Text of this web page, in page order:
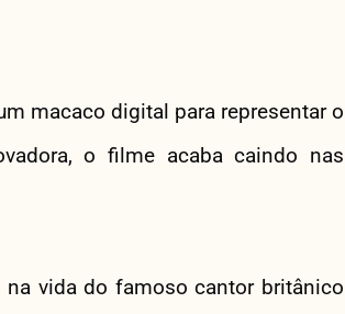
macaco digital para representar o
o filme acaba caindo nas
vida do famoso cantor britânico